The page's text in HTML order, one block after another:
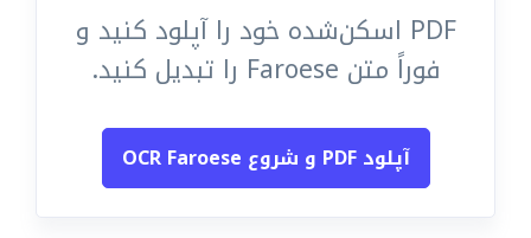
PDF اسکن‌شده خود را آپلود کنید و
فوراً متن Faroese را تبدیل کنید.
آپلود PDF و شروع OCR Faroese